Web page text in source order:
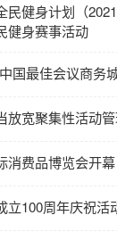
民健身计划（
健身赛事活动
国最佳会议商务
放宽聚集性活动
消费品博览会开
立100周年庆祝活